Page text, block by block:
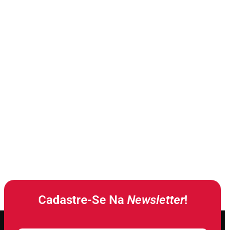
Cadastre-Se Na Newsletter!